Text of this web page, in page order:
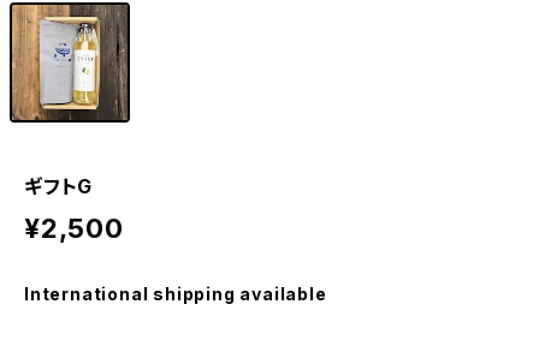
ギフトG
¥2,500
International shipping available